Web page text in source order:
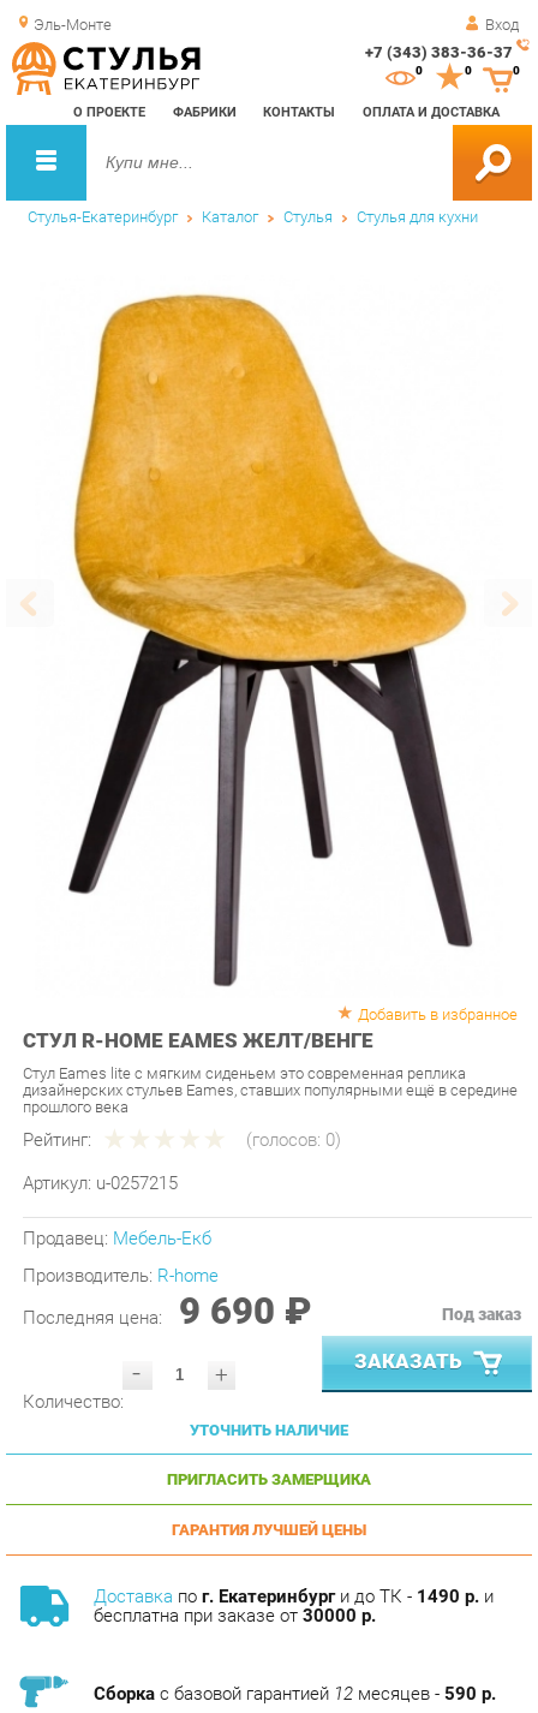
Эль-Монте Вход
+7 (343) 383-36-37
О ПРОЕКТЕ ФАБРИКИ КОНТАКТЫ ОПЛАТА И ДОСТАВКА
0 0
Стулья-Екатеринбург Каталог Стулья Стулья для кухни
Стул Eames lite с мягким сиденьем это современная реплика
дизайнерских стульев Eames, ставших популярными ещё в середине
Рейтинг: (голосов:0)
Артикул: u-0257215
Продавец:Мебель-Екб
Производитель:R-home
Последняя цена: 9 690 ₽
- +
ЗАКАЗАТЬ
УТОЧНИТЬ НАЛИЧИЕ
пог. Екатеринбурги до ТК -
бесплатна при заказе от30000 р.
Сборкас базовой гарантией12месяцев -
Подъём на этаж -200 р.Без лифта - 3 рубля за кг.